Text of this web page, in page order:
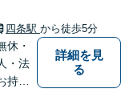
士
ま
四条駅 から徒歩5分
休・
・法
ち
詳細を見
る